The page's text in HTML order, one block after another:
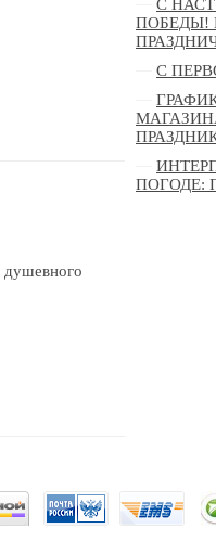
С
ПОБЕДЫ!
С
ПОГОДЕ: